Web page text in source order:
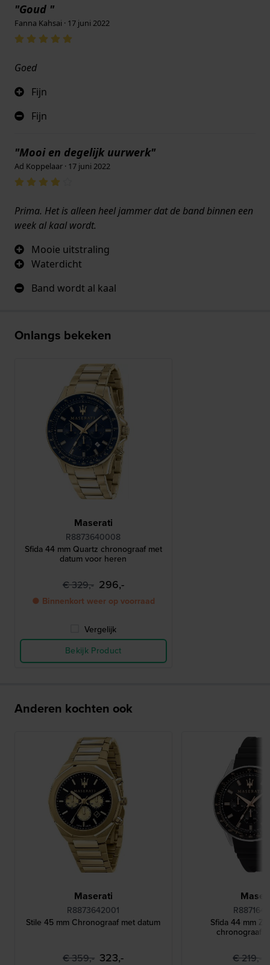
"Goud "
Fanna Kahsai · 17 juni 2022
Goed
Fijn
Fijn
"Mooi en degelijk uurwerk"
Ad Koppelaar · 17 juni 2022
Prima. Het is alleen heel jammer dat de band binnen een
week al kaal wordt.
Mooie uitstraling
Waterdicht
Band wordt al kaal
Onlangs bekeken
Maserati
R8873640008
Sfida 44 mm Quartz chronograaf met
datum voor heren
€ 329,- 296,-
● Binnenkort weer op voorraad
Vergelijk
Bekijk Product
Anderen kochten ook
Maserati
R8873642001
Stile 45 mm Chronograaf met datum
€ 359,- 323,-
Sfida 44 mm
chronograaf
€ 219,-